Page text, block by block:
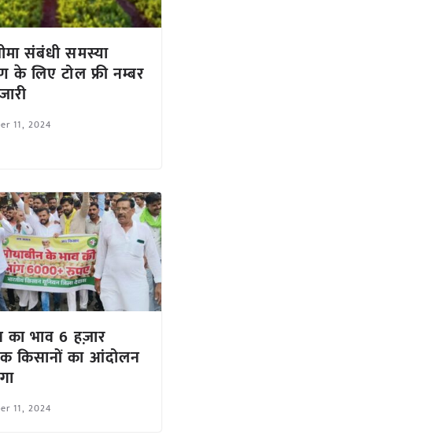
संबंधी समस्या
के लिए टोल फ्री नम्बर
11, 2024
का भाव 6 हज़ार
किसानों का आंदोलन
11, 2024